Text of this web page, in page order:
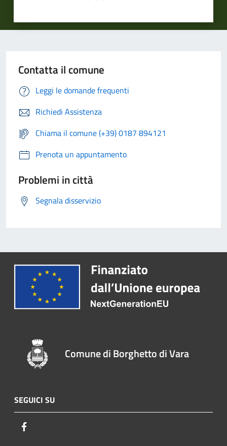
Contatta il comune
Leggi le domande frequenti
Richiedi Assistenza
Chiama il comune (+39) 0187 894121
Prenota un appuntamento
Problemi in città
Segnala disservizio
Comune di Borghetto di Vara
SEGUICI SU